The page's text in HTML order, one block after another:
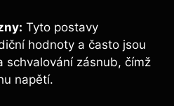
Tyto postavy
hodnoty a často jsou
schvalování zásnub, čímž
napětí.